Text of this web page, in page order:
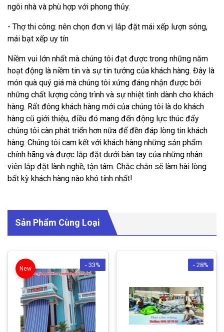
ngôi nhà và phù hợp với phong thủy.
- Thợ thi công: nên chọn đơn vị lắp đặt mái xếp lượn sóng,
mái bạt xếp uy tín
Niềm vui lớn nhất mà chúng tôi đạt được trong những năm
hoạt động là niềm tin và sự tin tưởng của khách hàng. Đây là
món quà quý giá mà chúng tôi xứng đáng nhận được bởi
những chất lượng công trình và sự nhiệt tình dành cho khách
hàng. Rất đông khách hàng mới của chúng tôi là do khách
hàng cũ giới thiệu, điều đó mang đến động lực thúc đẩy
chúng tôi càn phát triển hơn nữa để đền đáp lòng tin khách
hàng. Chúng tôi cam kết với khách hàng những sản phẩm
chính hãng và được lắp đặt dưới bàn tay của những nhân
viên lắp đặt lành nghề, tận tâm. Chắc chắn sẽ làm hài lòng
bất kỳ khách hàng nào khó tính nhất!
Sản Phẩm Cùng Loại
New - 33% - 28%